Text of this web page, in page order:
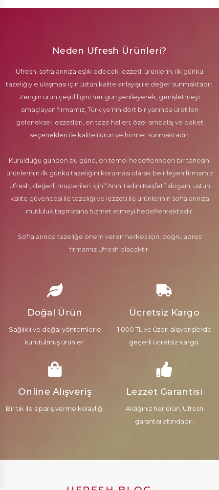
Neden Ufresh Ürünleri?
Ufresh, sofralarınıza eşlik edecek lezzetli ürünlerin, ilk günkü
tazeliğiyle ulaşması için üstün kalite anlayışı ile değer sunmaktadır.
Zengin ürün çeşitliliğini her gün yenileyerek, genişletmeyi
amaçlayan firmamız, Türkiye’nin dört bir yanında üretilen
geleneksel lezzetleri, en taze halleri, özel ambalaj ve paket
seçenekleri ile kaliteli ürün ve hizmet sunmaktadır.
Kurulduğu günden bu güne, en temel hedeflerinden bir tanesini
ürünlerinin ilk günkü tazeliğini koruması olarak belirleyen firmamız
Ufresh, değerli müşterileri için ‘’Anın Tadını Keşfet’’ sloganı, üstün
kalite güvencesi ile tazeliği ve lezzeti ile ürünlerinin sofralarınıza
mutluluk taşımasına hizmet etmeyi hedeflemektedir.
Sofralarında tazeliğe önem veren herkes için, doğru adres
firmamız Ufresh olacaktır.
Doğal Ürün
Sağlıklı ve doğal yöntemlerle
kurutulmuş ürünler.
Ücretsiz Kargo
1.000 TL ve üzeri alışverişlerde
geçerli ücretsiz kargo.
Online Alışveriş
Bir tık ile sipariş verme kolaylığı
Lezzet Garantisi
Aldığınız her ürün, Ufresh
garantisi altındadır.